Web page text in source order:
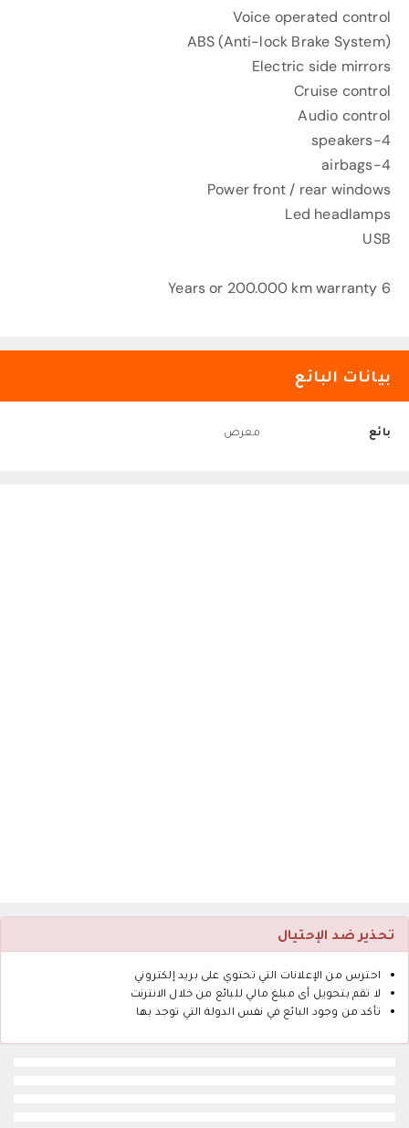
Voice operated control
ABS (Anti-lock Brake System)
Electric side mirrors
Cruise control
Audio control
4-speakers
4-airbags
Power front / rear windows
Led headlamps
USB
6 Years or 200.000 km warranty
بيانات البائع
بائع معرض
تحذير ضد الإحتيال
احترس من الإعلانات التي تحتوي على بريد إلكتروني
لا تقم بتحويل أى مبلغ مالي للبائع من خلال الانترنت
تأكد من وجود البائع في نفس الدولة التي توجد بها